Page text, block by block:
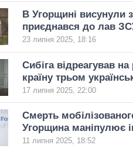
В Угорщині висунули
приєднався до лав
23 липня 2025, 18:16
Сибіга відреагував
країну трьом
17 липня 2025, 22:00
Смерть
Угорщина маніпулює
11 липня 2025, 18:52